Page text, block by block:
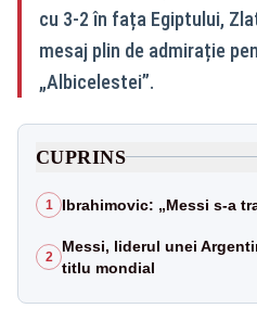
cu 3-2 în fața Egiptului,
mesaj plin de admirație
„Albicelestei”.
CUPRINS
1 Ibrahimovic: „Messi s-a
2
Messi, liderul unei
titlu mondial